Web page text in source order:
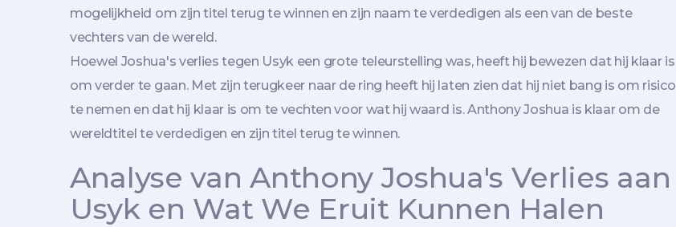
mogelijkheid om zijn titel terug te winnen en zijn naam te verdedigen als een van de beste
vechters van de wereld.
Hoewel Joshua's verlies tegen Usyk een grote teleurstelling was, heeft hij bewezen dat hij klaar is
om verder te gaan. Met zijn terugkeer naar de ring heeft hij laten zien dat hij niet bang is om risico
te nemen en dat hij klaar is om te vechten voor wat hij waard is. Anthony Joshua is klaar om de
wereldtitel te verdedigen en zijn titel terug te winnen.
Analyse van Anthony Joshua's Verlies aan
Usyk en Wat We Eruit Kunnen Halen